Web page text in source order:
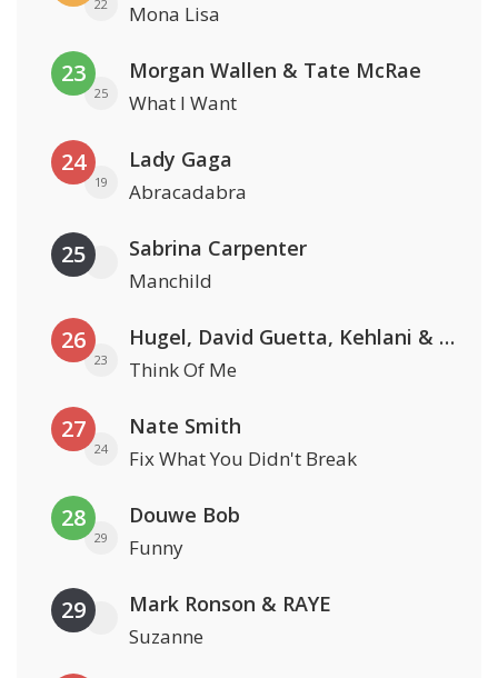
22 Mona Lisa
23
25
Morgan Wallen & Tate McRae
What I Want
24
19
Lady Gaga
Abracadabra
25 Sabrina Carpenter
Manchild
26
23
Hugel, David Guetta, Kehlani & Daecolm
Think Of Me
27
24
Nate Smith
Fix What You Didn't Break
28
29
Douwe Bob
Funny
29 Mark Ronson & RAYE
Suzanne